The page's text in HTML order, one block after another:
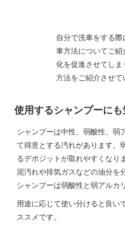
自分で洗車をする
車方法についてご
化を促進させてし
方法をご紹介させて
使用するシャンプーにも
シャンプーは中性、弱酸性、弱
て得意とする汚れがあります。
るデポジットが取れやすくなり
泥汚れや排気ガスなどの油分を
シャンプーは弱酸性と弱アルカ
用途に応じて使い分けると良い
ススメです。